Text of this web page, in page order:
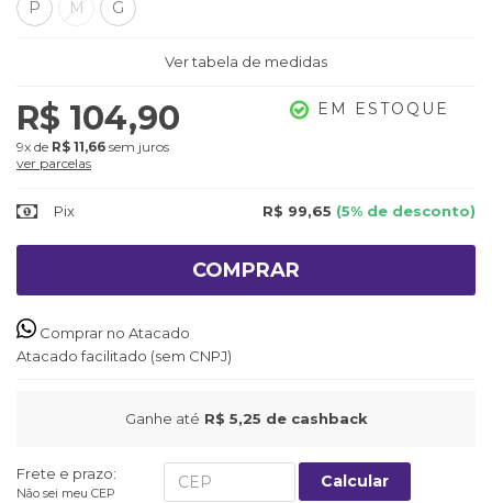
P M G
Ver tabela de medidas
R$ 104,90
9x de R$ 11,66 sem juros
ver parcelas
EM ESTOQUE
Pix R$ 99,65 (5% de desconto)
COMPRAR
Comprar no Atacado
Atacado facilitado (sem CNPJ)
Ganhe até R$ 5,25 de cashback
Frete e prazo:
Não sei meu CEP
Calcular